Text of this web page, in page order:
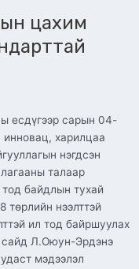
цахим
есдүгээр сарын 04-
харилцаа
нэгдсэн
талаар
байдлын тухай
төрлийн нээлттэй
ил тод байршуулах
сайд Л.Оюун-Эрдэнэ
мэдээлэл